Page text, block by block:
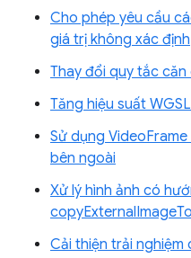
Cho phép yêu cầu
giá trị không xác định
Thay đổi quy tắc căn
Tăng hiệu suất
Sử dụng
bên ngoài
Xử lý hình ảnh có
Cải thiện trải nghiệm